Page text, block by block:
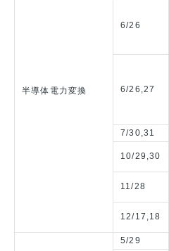
半導体電力変換
6/26
6/26,27
7/30,31
10/29,30
11/28
12/17,18
5/29